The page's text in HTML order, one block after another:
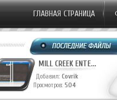
ГЛАВНАЯ СТРАНИЦА
MILL CREEK ENTE...
Добавил: Covrik
Просмотров: 504